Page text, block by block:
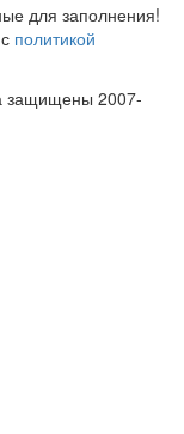
для заполнения!
политикой
защищены 2007-